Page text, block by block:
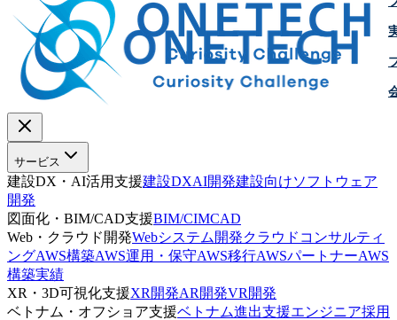
サービス
建設DX・AI活用支援建設DXAI開発建設向けソフトウェア
開発
図面化・BIM/CAD支援BIM/CIMCAD
Web・クラウド開発Webシステム開発クラウドコンサルティ
ングAWS構築AWS運用・保守AWS移行AWSパートナーAWS
構築実績
XR・3D可視化支援XR開発AR開発VR開発
ベトナム・オフショア支援ベトナム進出支援エンジニア採用